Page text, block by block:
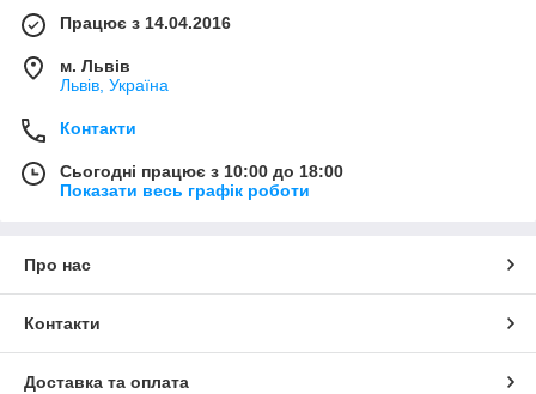
Працює з 14.04.2016
м. Львів
Львів, Україна
Контакти
Сьогодні працює з 10:00 до 18:00
Показати весь графік роботи
Про нас
Контакти
Доставка та оплата